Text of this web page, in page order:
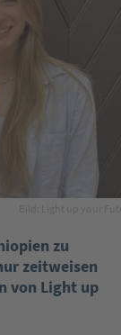
zu
zeitweisen
von Light up